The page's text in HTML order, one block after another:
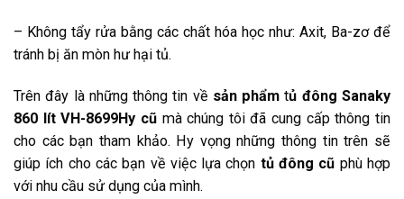
– Không tẩy rửa bằng các chất hóa học như: Axit, Ba-zơ để
tránh bị ăn mòn hư hại tủ.
Trên đây là những thông tin về sản phẩm tủ đông Sanaky
860 lít VH-8699Hy cũ mà chúng tôi đã cung cấp thông tin
cho các bạn tham khảo. Hy vọng những thông tin trên sẽ
giúp ích cho các bạn về việc lựa chọn tủ đông cũ phù hợp
với nhu cầu sử dụng của mình.